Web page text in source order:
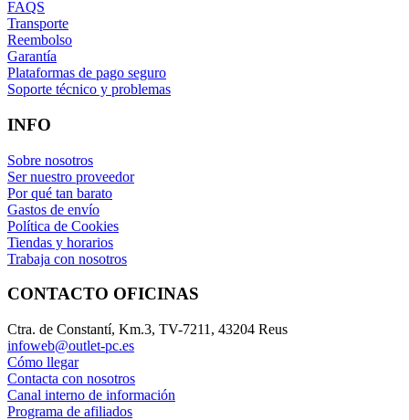
FAQS
Transporte
Reembolso
Garantía
Plataformas de pago seguro
Soporte técnico y problemas
INFO
Sobre nosotros
Ser nuestro proveedor
Por qué tan barato
Gastos de envío
Política de Cookies
Tiendas y horarios
Trabaja con nosotros
CONTACTO OFICINAS
Ctra. de Constantí, Km.3, TV-7211, 43204 Reus
infoweb@outlet-pc.es
Cómo llegar
Contacta con nosotros
Canal interno de información
Programa de afiliados